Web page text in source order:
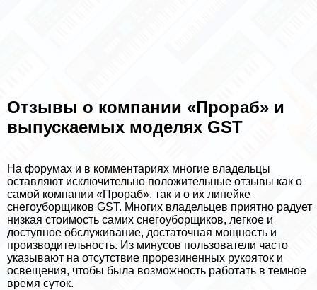
Отзывы о компании «Прораб» и
выпускаемых моделях GST
На форумах и в комментариях многие владельцы
оставляют исключительно положительные отзывы как о
самой компании «Прораб», так и о их линейке
снегоуборщиков GST. Многих владельцев приятно радует
низкая стоимость самих снегоуборщиков, легкое и
доступное обслуживание, достаточная мощность и
производительность. Из минусов пользователи часто
указывают на отсутствие прорезиненных рукояток и
освещения, чтобы была возможность работать в темное
время суток.